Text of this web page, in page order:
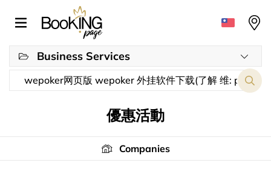
Business Services
優惠活動
Companies